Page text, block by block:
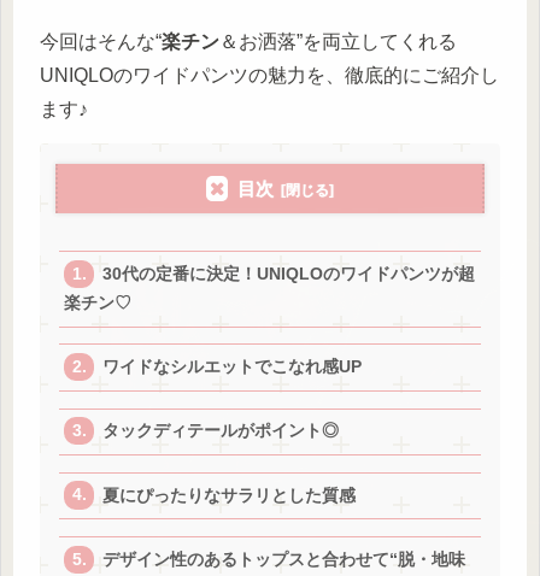
今回はそんな“楽チン＆お洒落”を両立してくれる
UNIQLOのワイドパンツの魅力を、徹底的にご紹介し
ます♪
目次
30代の定番に決定！UNIQLOのワイドパンツが超
楽チン♡
ワイドなシルエットでこなれ感UP
タックディテールがポイント◎
夏にぴったりなサラリとした質感
デザイン性のあるトップスと合わせて“脱・地味